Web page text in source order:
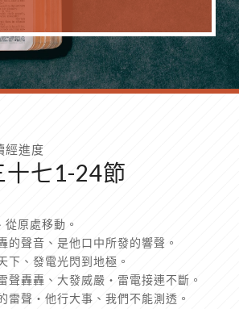
進度
十七1-24節
原處移動。
聲音、是他口中所發的響聲。
下、發電光閃到地極。
聲轟轟、大發威嚴‧雷電接連不斷。
聲‧他行大事、我們不能測透。